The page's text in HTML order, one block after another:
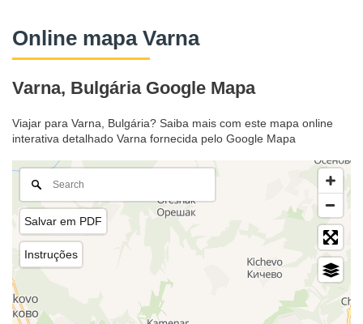
Online mapa Varna
Varna, Bulgária Google Mapa
Viajar para Varna, Bulgária? Saiba mais com este mapa online
interativa detalhado Varna fornecida pelo Google Mapa
Salvar em PDF
Instruções